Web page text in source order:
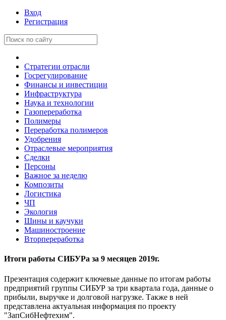
Вход
Регистрация
Стратегии отрасли
Госрегулирование
Финансы и инвестиции
Инфраструктура
Наука и технологии
Газопереработка
Полимеры
Переработка полимеров
Удобрения
Отраслевые мероприятия
Сделки
Персоны
Важное за неделю
Композиты
Логистика
ЧП
Экология
Шины и каучуки
Машиностроение
Вторпереработка
Итоги работы СИБУРа за 9 месяцев 2019г.
Презентация содержит ключевые данные по итогам работы
предприятий группы СИБУР за три квартала года, данные о
прибыли, выручке и долговой нагрузке. Также в ней
представлена актуальная информация по проекту
"ЗапСибНефтехим".